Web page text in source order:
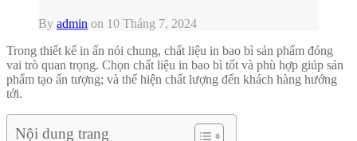
By admin on 10 Tháng 7, 2024
Trong thiết kế in ấn nói chung, chất liệu in bao bì sản phẩm đóng
vai trò quan trọng. Chọn chất liệu in bao bì tốt và phù hợp giúp sản
phẩm tạo ấn tượng; và thể hiện chất lượng đến khách hàng hướng
tới.
Nội dung trang